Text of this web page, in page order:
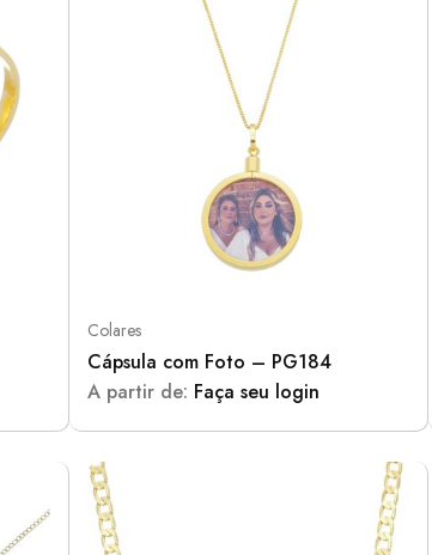
Colares
Cápsula com Foto – PG184
A partir de: Faça seu login